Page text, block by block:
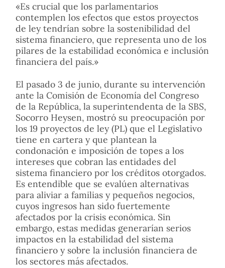
«Es crucial que los parlamentarios
contemplen los efectos que estos proyectos
de ley tendrían sobre la sostenibilidad del
sistema financiero, que representa uno de los
pilares de la estabilidad económica e inclusión
financiera del país.»
El pasado 3 de junio, durante su intervención
ante la Comisión de Economía del Congreso
de la República, la superintendenta de la SBS,
Socorro Heysen, mostró su preocupación por
los 19 proyectos de ley (PL) que el Legislativo
tiene en cartera y que plantean la
condonación e imposición de topes a los
intereses que cobran las entidades del
sistema financiero por los créditos otorgados.
Es entendible que se evalúen alternativas
para aliviar a familias y pequeños negocios,
cuyos ingresos han sido fuertemente
afectados por la crisis económica. Sin
embargo, estas medidas generarían serios
impactos en la estabilidad del sistema
financiero y sobre la inclusión financiera de
los sectores más afectados.